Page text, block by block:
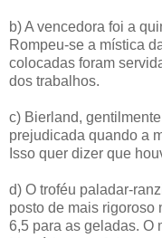
b) A vencedora foi a
Rompeu-se a mística
colocadas foram
dos trabalhos.
c) Bierland,
prejudicada quando a
Isso quer dizer que
d) O troféu paladar-
posto de mais rigoroso
6,5 para as geladas. O